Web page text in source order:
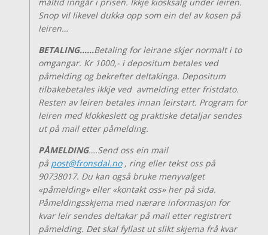
Snop vil likevel dukka opp som ein del av kosen på
leiren…
BETALING……Betaling for leirane skjer normalt i to
omgangar. Kr 1000,- i depositum betales ved
påmelding og bekrefter deltakinga. Depositum
tilbakebetales ikkje ved avmelding etter fristdato.
Resten av leiren betales innan leirstart. Program for
leiren med klokkeslett og praktiske detaljar sendes
ut på mail etter påmelding.
PÅMELDING….Send oss ein mail
på post@fronsdal.no, ring eller tekst oss på
90738017. Du kan også bruke menyvalget
«påmelding» eller «kontakt oss» her på sida.
Påmeldingsskjema med nærare informasjon for
kvar leir sendes deltakar på mail etter registrert
påmelding. Det skal fyllast ut slikt skjema frå kvar